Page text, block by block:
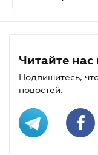
Читайте нас
Подпишитесь,
новостей.